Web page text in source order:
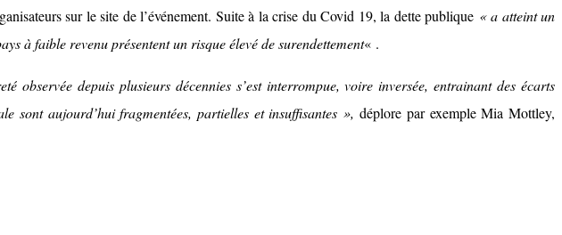
sur le site de l’événement. Suite à la crise du Covid 19, la dette publique « a atteint un
à faible revenu présentent un risque élevé de surendettement« .
observée depuis plusieurs décennies s’est interrompue, voire inversée, entrainant des écarts
sont aujourd’hui fragmentées, partielles et insuffisantes », déplore par exemple Mia Mottley,